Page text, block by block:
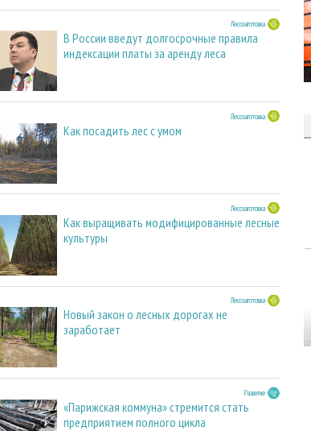
Лесозаготовка
В России введут долгосрочные правила
индексации платы за аренду леса
Лесозаготовка
Как посадить лес с умом
Лесозаготовка
Как выращивать модифицированные лесные
культуры
Лесозаготовка
Новый закон о лесных дорогах не
заработает
Развитие
«Парижская коммуна» стремится стать
предприятием полного цикла